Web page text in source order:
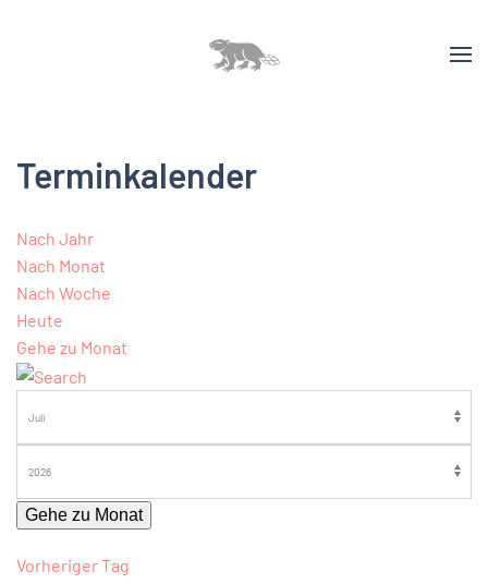
Terminkalender
Nach Jahr
Nach Monat
Nach Woche
Heute
Gehe zu Monat
Gehe zu Monat
Vorheriger Tag